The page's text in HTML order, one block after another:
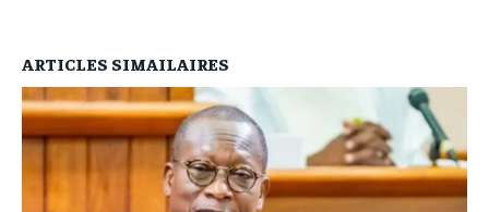
ARTICLES SIMAILAIRES